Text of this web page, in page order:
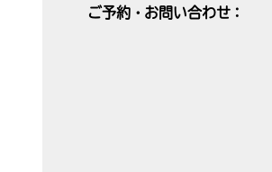
ご予約・お問い合わせ：